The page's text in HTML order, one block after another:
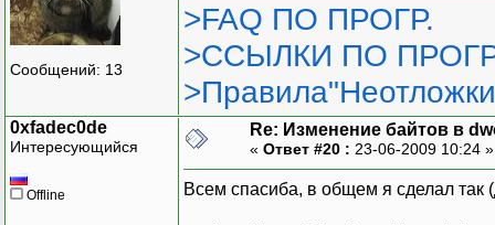
Сообщений: 13
>FAQ ПО ПРОГР.
>ССЫЛКИ ПО
0xfadec0de
Интересующийся
Offline
Re: Изменение байтов в
« Ответ #20 : 23-06-2009 10:24
Всем спасиба, в общем я сделал